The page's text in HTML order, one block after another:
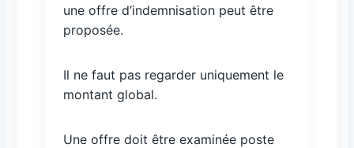
une offre d’indemnisation peut être
proposée.
Il ne faut pas regarder uniquement le
montant global.
Une offre doit être examinée poste